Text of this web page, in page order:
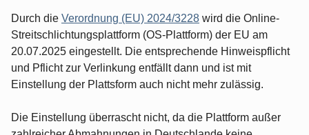
Durch die Verordnung (EU) 2024/3228 wird die Online-
Streitschlichtungsplattform (OS-Plattform) der EU am
20.07.2025 eingestellt. Die entsprechende Hinweispflicht
und Pflicht zur Verlinkung entfällt dann und ist mit
Einstellung der Plattsform auch nicht mehr zulässig.
Die Einstellung überrascht nicht, da die Plattform außer